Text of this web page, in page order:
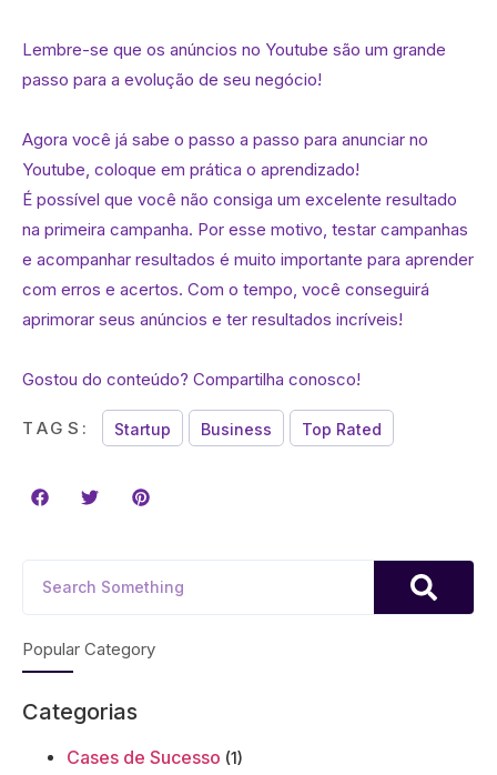
Lembre-se que os anúncios no Youtube são um grande
passo para a evolução de seu negócio!
Agora você já sabe o passo a passo para anunciar no
Youtube, coloque em prática o aprendizado!
É possível que você não consiga um excelente resultado
na primeira campanha. Por esse motivo, testar campanhas
e acompanhar resultados é muito importante para aprender
com erros e acertos. Com o tempo, você conseguirá
aprimorar seus anúncios e ter resultados incríveis!
Gostou do conteúdo? Compartilha conosco!
TAGS: Startup Business Top Rated
Popular Category
Categorias
Cases de Sucesso (1)